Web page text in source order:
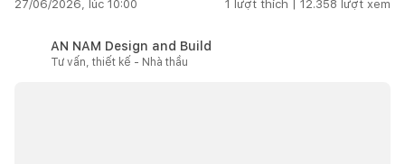
27/06/2026, lúc 10:00 1 lượt thích | 12.358 lượt xem
AN NAM Design and Build
Tư vấn, thiết kế - Nhà thầu